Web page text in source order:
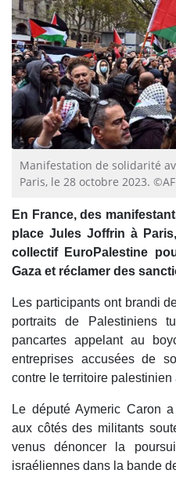
Manifestation de solidarité
Paris, le 28 octobre 2023.
En France, des
place Jules Joffrin à Paris,
collectif EuroPalestine
Gaza et réclamer des
Les participants ont brandi
portraits de Palestiniens
pancartes appelant au
entreprises accusées de
contre le territoire palestinien
Le député Aymeric Caron
aux côtés des militants
venus dénoncer la
israéliennes dans la bande